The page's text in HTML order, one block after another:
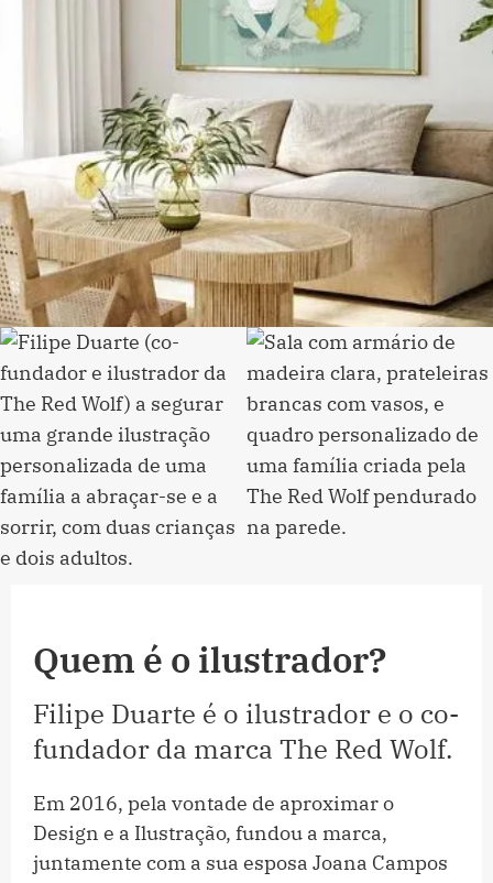
Quem é o ilustrador?
Filipe Duarte é o ilustrador e o co-
fundador da marca The Red Wolf.
Em 2016, pela vontade de aproximar o
Design e a Ilustração, fundou a marca,
juntamente com a sua esposa Joana Campos